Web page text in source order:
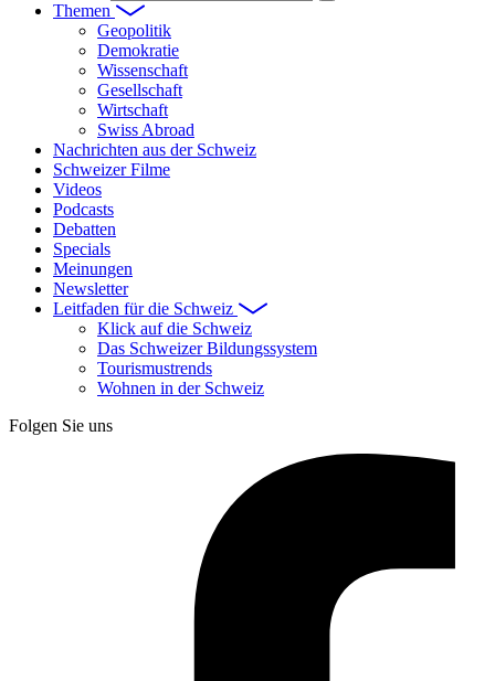
Themen
Geopolitik
Demokratie
Wissenschaft
Gesellschaft
Wirtschaft
Swiss Abroad
Nachrichten aus der Schweiz
Schweizer Filme
Videos
Podcasts
Debatten
Specials
Meinungen
Newsletter
Leitfaden für die Schweiz
Klick auf die Schweiz
Das Schweizer Bildungssystem
Tourismustrends
Wohnen in der Schweiz
Folgen Sie uns